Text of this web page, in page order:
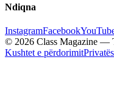
Ndiqna
InstagramFacebook
© 2026 Class Magazine —
Kushtet e përdorimit